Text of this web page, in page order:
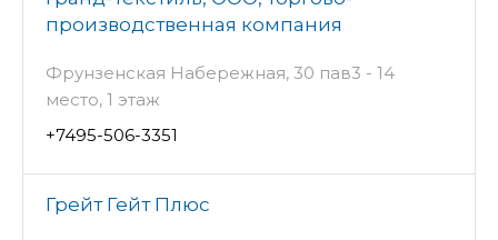
производственная компания
Фрунзенская Набережная, 30 пав3 - 14
место, 1 этаж
+7495-506-3351
Грейт Гейт Плюс